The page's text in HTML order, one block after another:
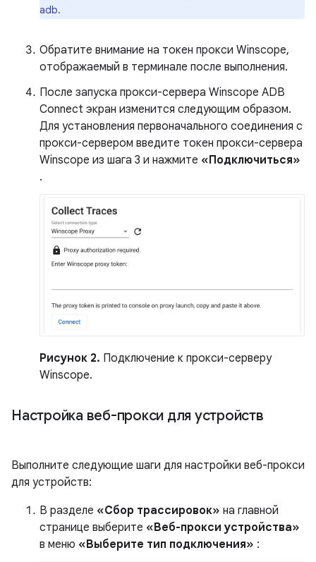
adb.
Обратите внимание на токен прокси Winscope,
отображаемый в терминале после выполнения.
После запуска прокси-сервера Winscope ADB
Connect экран изменится следующим образом.
Для установления первоначального соединения с
прокси-сервером введите токен прокси-сервера
Winscope из шага 3 и нажмите «Подключиться»
.
Рисунок 2. Подключение к прокси-серверу
Winscope.
Настройка веб-прокси для устройств
Выполните следующие шаги для настройки веб-прокси
для устройств:
В разделе «Сбор трассировок» на главной
странице выберите «Веб-прокси устройства»
в меню «Выберите тип подключения» :